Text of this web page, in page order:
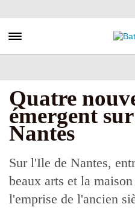
au
principal
Toggle navigation
Quatre
émergent
Nantes
Sur l'Ile de Nantes,
beaux arts et la
l'emprise de l'ancien